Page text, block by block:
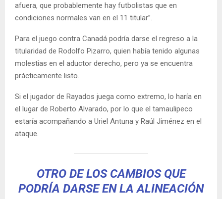
afuera, que probablemente hay futbolistas que en
condiciones normales van en el 11 titular”.
Para el juego contra Canadá podría darse el regreso a la
titularidad de Rodolfo Pizarro, quien había tenido algunas
molestias en el aductor derecho, pero ya se encuentra
prácticamente listo.
Si el jugador de Rayados juega como extremo, lo haría en
el lugar de Roberto Alvarado, por lo que el tamaulipeco
estaría acompañando a Uriel Antuna y Raúl Jiménez en el
ataque.
OTRO DE LOS CAMBIOS QUE
PODRÍA DARSE EN LA ALINEACIÓN